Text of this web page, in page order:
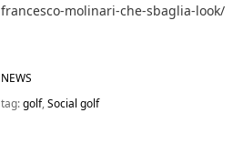
francesco-molinari-che-sbaglia-look/
NEWS
tag:golf,Social golf